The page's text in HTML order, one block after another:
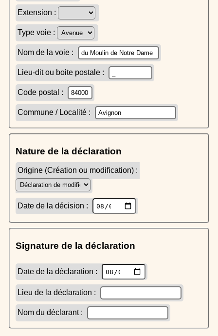
Extension :
Type voie :
Nom de la voie :
Lieu-dit ou boite postale :
Code postal :
Commune / Localité :
Nature de la déclaration
Origine (Création ou modification) :
Date de la décision :
Signature de la déclaration
Date de la déclaration :
Lieu de la déclaration :
Nom du déclarant :